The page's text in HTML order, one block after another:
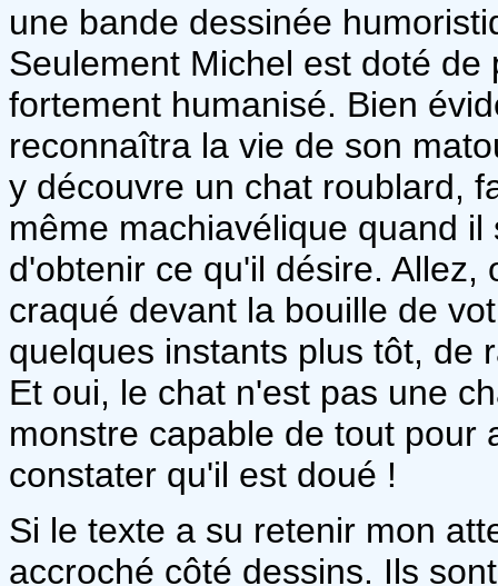
une bande dessinée
Seulement Michel est doté
fortement humanisé. Bien
reconnaîtra la vie de son
y découvre un chat roublard,
même machiavélique quand
d'obtenir ce qu'il désire.
craqué devant la bouille de
quelques instants plus tôt, de
Et oui, le chat n'est pas une
monstre capable de tout pour
constater qu'il est doué !
Si le texte a su retenir mon
accroché côté dessins. Ils